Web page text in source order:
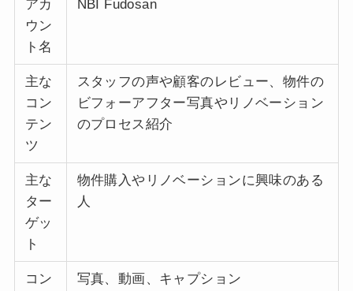
アカ
ウン
ト名
NBI Fudosan
主な
コン
テン
ツ
スタッフの声や顧客のレビュー、物件の
ビフォーアフター写真やリノベーション
のプロセス紹介
主な
ター
ゲッ
ト
物件購入やリノベーションに興味のある
人
コン
写真、動画、キャプション